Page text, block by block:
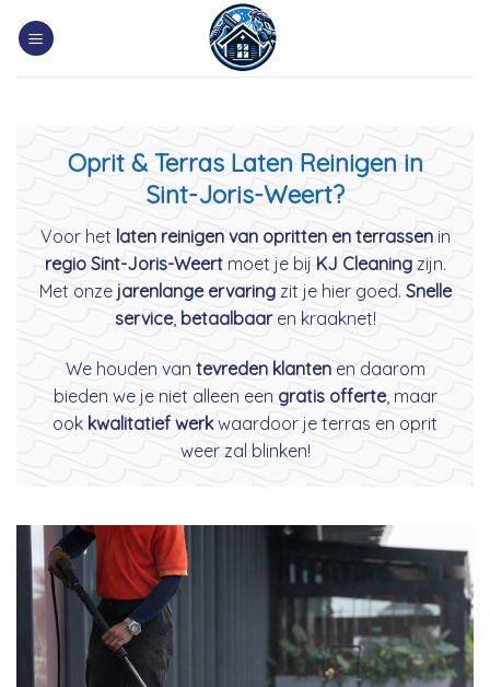
Oprit & Terras Laten Reinigen in
Sint-Joris-Weert?
Voor het laten reinigen van opritten en terrassenin
regio Sint-Joris-Weertmoet je bij KJ Cleaningzijn.
Met onze jarenlange ervaringzit je hier goed. Snelle
service, betaalbaaren kraaknet!
We houden van tevreden klantenen daarom
bieden we je niet alleen een gratis offerte, maar
ook kwalitatief werkwaardoor je terras en oprit
weer zal blinken!